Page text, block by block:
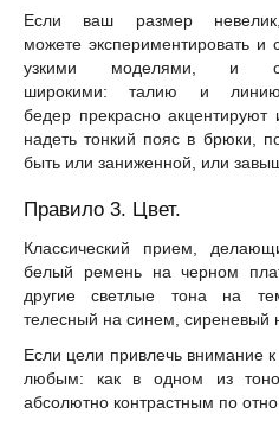
Если ваш размер невелик,
можете экспериментировать и
узкими моделями, и
широкими: талию и линию
бедер прекрасно
надеть тонкий пояс в брюки,
быть или заниженной, или
Правило 3. Цвет.
Классический прием,
белый ремень на черном
другие светлые тона на
телесный на синем, сиреневый
Если цели привлечь внимание
любым: как в одном из
абсолютно контрастным по